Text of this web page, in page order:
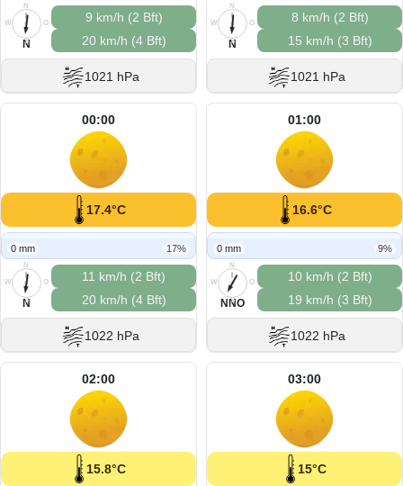
N
O
S
W
N
9 km/h (2 Bft)
20 km/h (4 Bft)
1021 hPa
N
O
S
W
N
8 km/h (2 Bft)
15 km/h (3 Bft)
1021 hPa
00:00
17.4°C
0 mm 17%
N
O
S
W
N
11 km/h (2 Bft)
20 km/h (4 Bft)
1022 hPa
01:00
16.6°C
0 mm 9%
N
O
S
W
NNO
10 km/h (2 Bft)
19 km/h (3 Bft)
1022 hPa
02:00
15.8°C
03:00
15°C